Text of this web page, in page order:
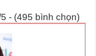
- (495 bình chọn)